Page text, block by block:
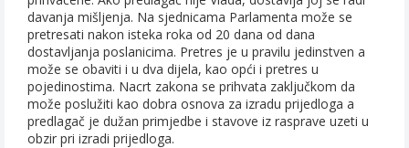
davanja mišljenja. Na sjednicama Parlamenta može se
pretresati nakon isteka roka od 20 dana od dana
dostavljanja poslanicima. Pretres je u pravilu jedinstven a
može se obaviti i u dva dijela, kao opći i pretres u
pojedinostima. Nacrt zakona se prihvata zaključkom da
može poslužiti kao dobra osnova za izradu prijedloga a
predlagač je dužan primjedbe i stavove iz rasprave uzeti u
obzir pri izradi prijedloga.